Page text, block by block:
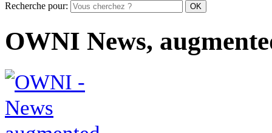
Recherche pour:
OWNI News,